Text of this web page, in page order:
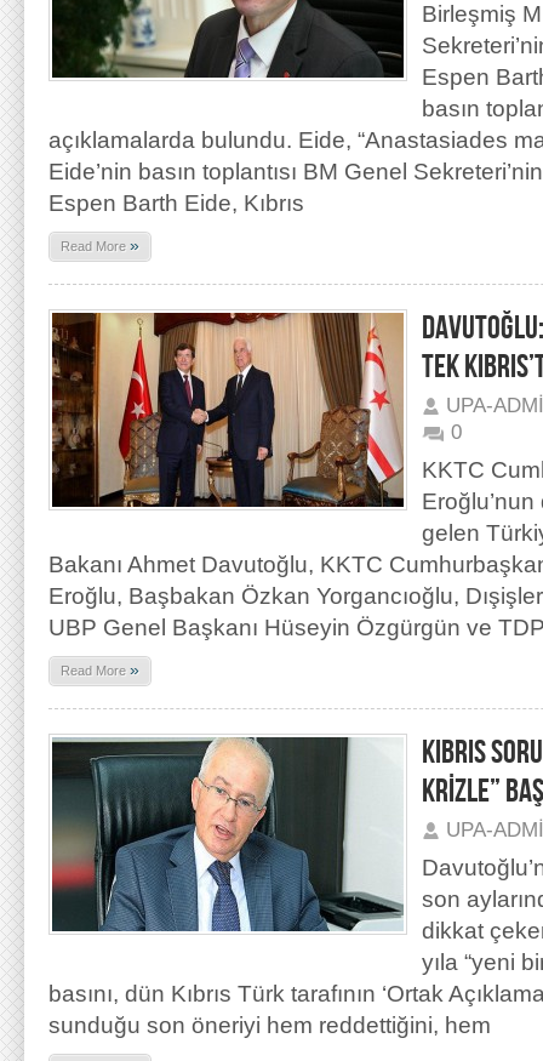
Birleşmiş
Espen
basın
açıklamalarda bulundu. Eide, “Anastasiades
Eide’nin basın toplantısı BM Genel
Espen Barth Eide, Kıbrıs
Read More »
TEK
UPA-
0
KKTC
gelen
Bakanı Ahmet Davutoğlu, KKTC
Eroğlu, Başbakan Özkan Yorgancıoğlu,
UBP Genel Başkanı Hüseyin Özgürgün ve
Read More »
KIBRIS
KRİZLE”
UPA-
son
dikkat
yıla “yeni
basını, dün Kıbrıs Türk tarafının ‘Ortak
sunduğu son öneriyi hem reddettiğini, hem